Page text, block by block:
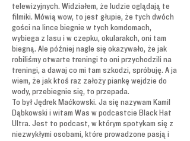
telewizyjnych. Widziałem, że ludzie oglądają te
filmiki. Mówią wow, to jest głupie, że tych dwóch
gości na lince biegnie w tych komdomach,
wybiega z lasu i w czepku, okularakch, oni tam
biegną. Ale później nagle się okazywało, że jak
robiliśmy otwarte treningi to oni przychodzili na
treningi, a dawaj co mi tam szkodzi, spróbuję. A ja
wiem, że jak ktoś raz założy piankę wejdzie do
wody, przebiegnie się, to przepada.
To był Jędrek Maćkowski. Ja się nazywam Kamil
Dąbkowski i witam Was w podcastcie Black Hat
Ultra. Jest to podcast, w którym spotykam się z
niezwykłymi osobami, które prowadzone pasją i